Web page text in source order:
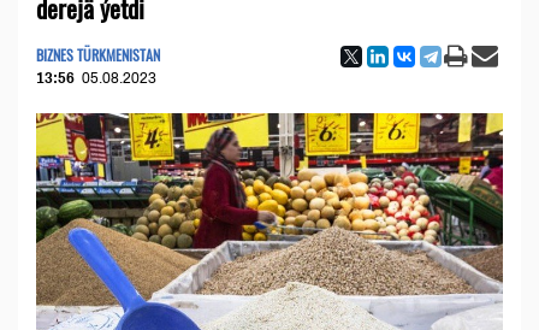
derejä ýetdi
BIZNES TÜRKMENISTAN
13:56 05.08.2023